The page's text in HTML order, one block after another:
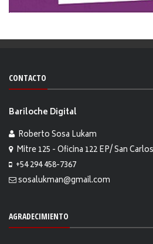
CONTACTO
Bariloche Digital
Roberto Sosa Lukam
Mitre 125 - Oficina 122 EP/ San
+54 294 458-7367
sosalukman@gmail.com
AGRADECIMIENTO